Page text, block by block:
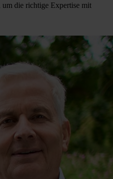
um die richtige Expertise mit